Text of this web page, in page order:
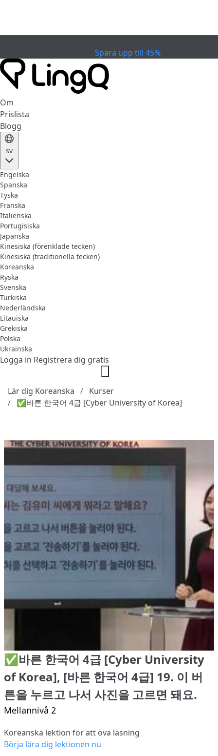
Spara upp till 45%
Om
Prislista
Blogg
sv
Engelska
Spanska
Tyska
Franska
Italienska
Portugisiska
Japanska
Kinesiska (förenklade tecken)
Kinesiska (traditionella tecken)
Koreanska
Ryska
Svenska
Turkiska
Nederländska
Litauiska
Grekiska
Polska
Ukrainska
Logga in Registrera dig gratis
Lär dig Koreanska
Kurser
✅바른 한국어 4급 [Cyber University of Korea]
✅바른 한국어 4급 [Cyber University
of Korea], [바른 한국어 4급] 19. 이 버
튼을 누르고 나서 사진을 고르면 돼요.
Mellannivå 2
Koreanska lektion för att öva läsning
Börja lära dig lektionen nu